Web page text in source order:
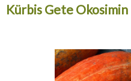
Kürbis Gete Okosimin